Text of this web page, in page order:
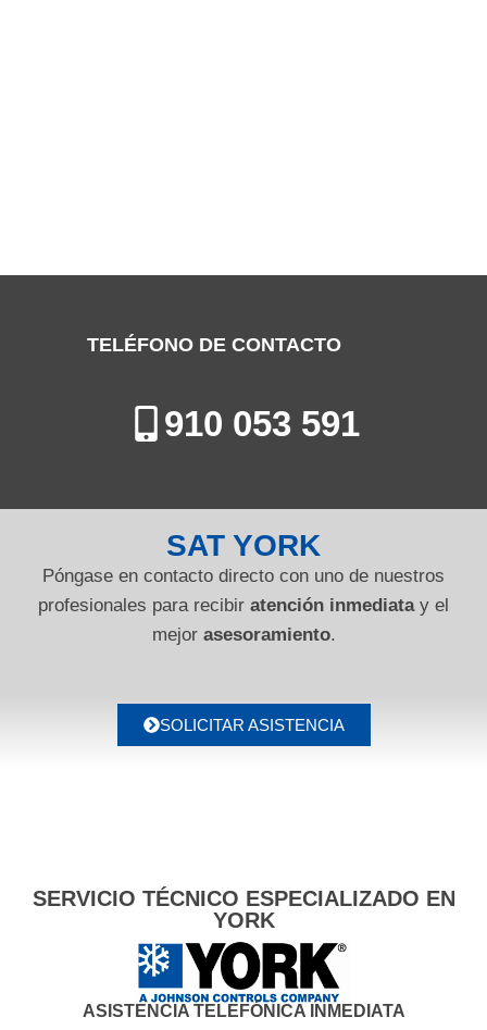
TELÉFONO DE CONTACTO
910 053 591
SAT YORK
Póngase en contacto directo con uno de nuestros
profesionales para recibir atención inmediatay el
mejor asesoramiento.
SOLICITAR ASISTENCIA
SERVICIO TÉCNICO ESPECIALIZADO EN
YORK
ASISTENCIA TELEFÓNICA INMEDIATA